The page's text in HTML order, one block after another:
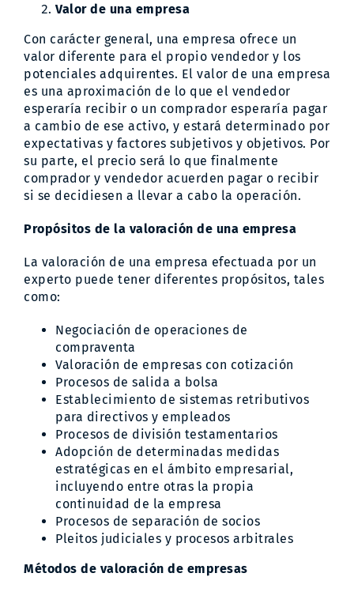
Valor de una empresa
Con carácter general, una empresa ofrece un
valor diferente para el propio vendedor y los
potenciales adquirentes. El valor de una empresa
es una aproximación de lo que el vendedor
esperaría recibir o un comprador esperaría pagar
a cambio de ese activo, y estará determinado por
expectativas y factores subjetivos y objetivos. Por
su parte, el precio será lo que finalmente
comprador y vendedor acuerden pagar o recibir
si se decidiesen a llevar a cabo la operación.
Propósitos de la valoración de una empresa
La valoración de una empresa efectuada por un
experto puede tener diferentes propósitos, tales
como:
Negociación de operaciones de
compraventa
Valoración de empresas con cotización
Procesos de salida a bolsa
Establecimiento de sistemas retributivos
para directivos y empleados
Procesos de división testamentarios
Adopción de determinadas medidas
estratégicas en el ámbito empresarial,
incluyendo entre otras la propia
continuidad de la empresa
Procesos de separación de socios
Pleitos judiciales y procesos arbitrales
Métodos de valoración de empresas